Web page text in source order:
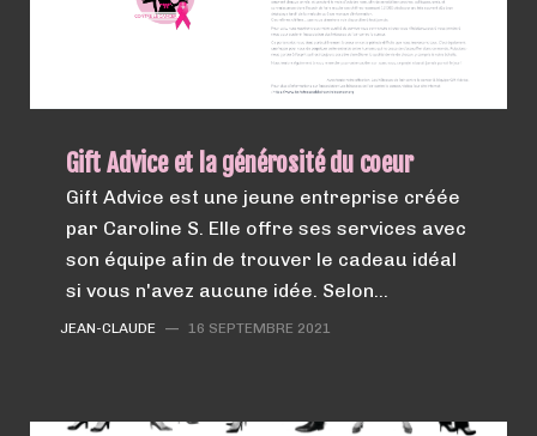
Gift Advice et la générosité du coeur
Gift Advice est une jeune entreprise créée
par Caroline S. Elle offre ses services avec
son équipe afin de trouver le cadeau idéal
si vous n'avez aucune idée. Selon…
JEAN-CLAUDE — 16 SEPTEMBRE 2021